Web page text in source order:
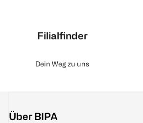
Filialfinder
Dein Weg zu uns
Über BIPA